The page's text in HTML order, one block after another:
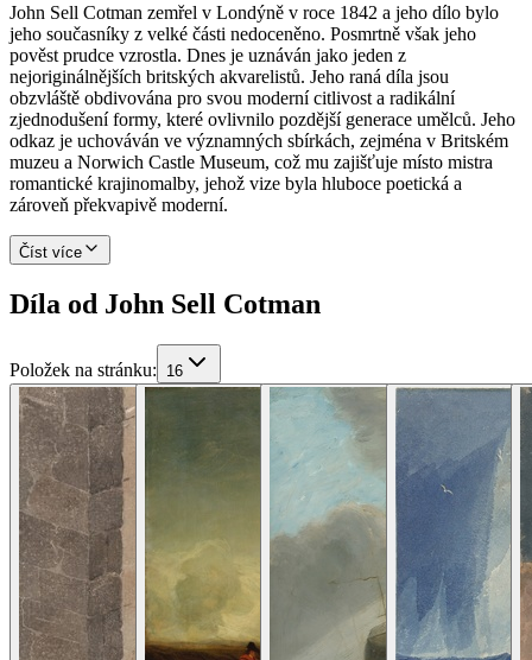
John Sell Cotman zemřel v Londýně v roce 1842 a jeho dílo bylo
jeho současníky z velké části nedoceněno. Posmrtně však jeho
pověst prudce vzrostla. Dnes je uznáván jako jeden z
nejoriginálnějších britských akvarelistů. Jeho raná díla jsou
obzvláště obdivována pro svou moderní citlivost a radikální
zjednodušení formy, které ovlivnilo pozdější generace umělců. Jeho
odkaz je uchováván ve významných sbírkách, zejména v Britském
muzeu a Norwich Castle Museum, což mu zajišťuje místo mistra
romantické krajinomalby, jehož vize byla hluboce poetická a
zároveň překvapivě moderní.
Číst více
Díla od John Sell Cotman
Položek na stránku: 16